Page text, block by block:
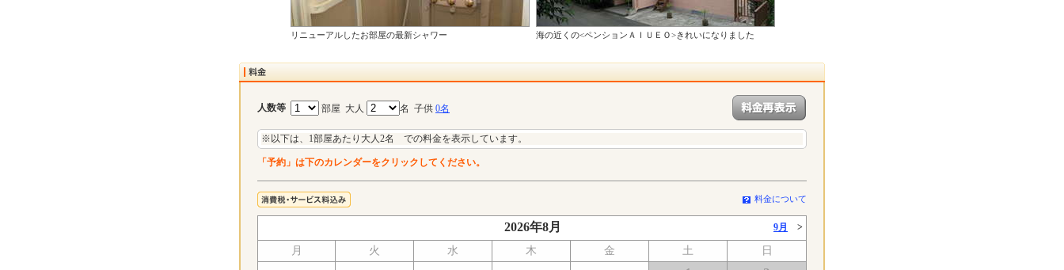
リニューアルしたお部屋の最新シャワー 海の近くの<ペンションＡＩＵＥＯ>きれいになりました
人数等 部屋 大人 名 子供 0名
※以下は、1部屋あたり大人2名 での料金を表示しています。
「予約」は下のカレンダーをクリックしてください。
料金について
2026年8月 9月 >
月 火 水 木 金 土 日